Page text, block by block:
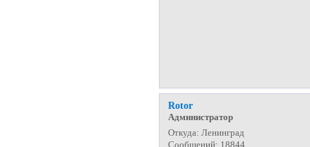
Rotor
Администратор
Откуда: Ленинград
Сообщений: 18844